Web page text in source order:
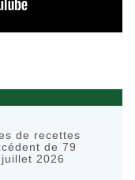
de recettes
de 79
2026